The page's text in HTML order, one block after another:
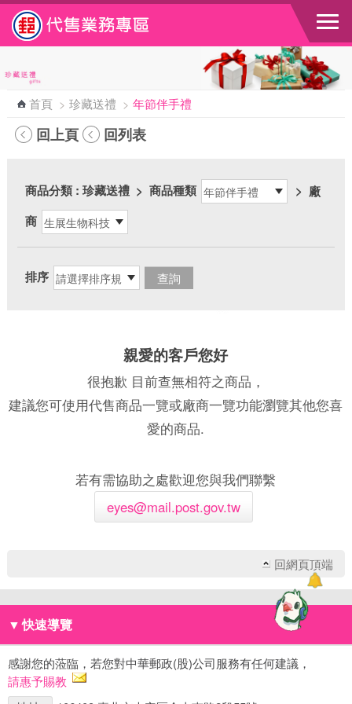
跳到主要內容區塊
首頁 > 珍藏送禮 > 年節伴手禮
回上頁 回列表
商品分類: 珍藏送禮 > 商品種類 > 廠
商
排序
親愛的客戶您好
很抱歉 目前查無相符之商品，
建議您可使用代售商品一覽或廠商一覽功能瀏覽其他您喜
愛的商品.
若有需協助之處歡迎您與我們聯繫
eyes@mail.post.gov.tw
回網頁頂端
▼ 快速導覽
感謝您的蒞臨，若您對中華郵政(股)公司服務有任何建議，
請惠予賜教